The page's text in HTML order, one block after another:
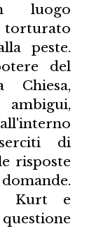
luogo
peste.
del
di
risposte
Kurt e